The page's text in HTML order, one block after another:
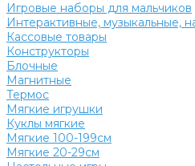
Игровые наборы для мальчиков
Интерактивные, музыкальные,
Кассовые товары
Конструкторы
Блочные
Магнитные
Термос
Мягкие игрушки
Куклы мягкие
Мягкие 100-199см
Мягкие 20-29см